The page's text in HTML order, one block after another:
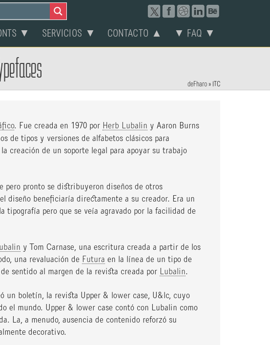
▼ SERVICIOS ▼ CONTACTO ▲ ▼ FAQ ▼
deFharo » ITC
. Fue creada en 1970 por Herb Lubalin y Aaron Burns
de tipos y versiones de alfabetos clásicos para
creación de un soporte legal para apoyar su trabajo
pero pronto se distribuyeron diseños de otros
diseño beneficiaría directamente a su creador. Era un
tipografía pero que se veía agravado por la facilidad de
y Tom Carnase, una escritura creada a partir de los
una revaluación de Futura en la línea de un tipo de
sentido al margen de la revista creada por
Lubalin.
un boletín, la revista Upper & lower case, U&lc, cuyo
el mundo. Upper & lower case contó con Lubalin como
La, a menudo, ausencia de contenido reforzó su
decorativo.